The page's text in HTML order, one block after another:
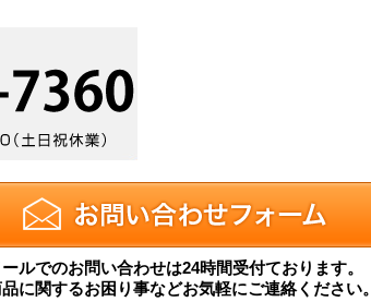
ルでのお問い合わせは24時間受付ております。
に関するお困り事などお気軽にご連絡ください。